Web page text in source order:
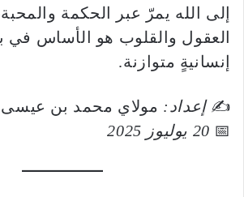
إلى الله يمرّ عبر الحكمة
العقول والقلوب هو الأساس في
إنسانيةٍ متوازنة.
✍️إعداد: مولاي محمد بن
📅 20 يوليوز 2025